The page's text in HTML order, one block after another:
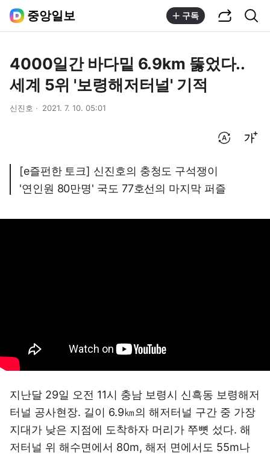
중앙일보 구독
4000일간 바다밑 6.9km 뚫었다..
세계 5위 '보령해저터널' 기적
신진호 2021. 7. 10. 05:01
[e즐펀한 토크] 신진호의 충청도 구석쟁이
'연인원 80만명' 국도 77호선의 마지막 퍼즐
지난달 29일 오전 11시 충남 보령시 신흑동 보령해저
터널 공사현장. 길이 6.9㎞의 해저터널 구간 중 가장
지대가 낮은 지점에 도착하자 머리가 쭈뼛 섰다. 해
저터널 위 해수면에서 80m, 해저 면에서도 55m나